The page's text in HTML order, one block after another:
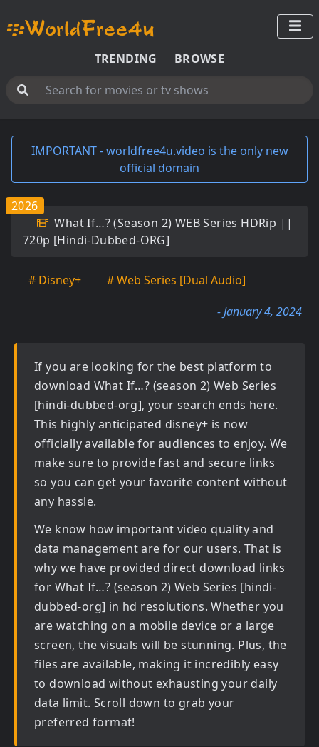
TRENDING BROWSE
IMPORTANT - worldfree4u.video is the only new
official domain
What If…? (Season 2) WEB Series HDRip ||
720p [Hindi-Dubbed-ORG]
2026
# Disney+
# Web Series [Dual Audio]
- January 4, 2024
If you are looking for the best platform to
download What If…? (season 2) Web Series
[hindi-dubbed-org], your search ends here.
This highly anticipated disney+ is now
officially available for audiences to enjoy. We
make sure to provide fast and secure links
so you can get your favorite content without
any hassle.
We know how important video quality and
data management are for our users. That is
why we have provided direct download links
for What If…? (season 2) Web Series [hindi-
dubbed-org] in hd resolutions. Whether you
are watching on a mobile device or a large
screen, the visuals will be stunning. Plus, the
files are available, making it incredibly easy
to download without exhausting your daily
data limit. Scroll down to grab your
preferred format!